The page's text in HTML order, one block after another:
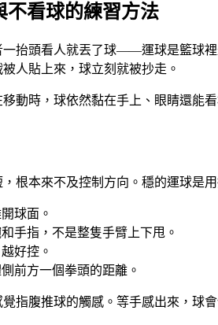
不看球的練習方法
抬頭看人就丟了球——運球是籃球
人貼上來，球立刻就被抄走。
動時，球依然黏在手上、眼睛還
根本來不及控制方向。穩的運球是
球面。
手指，不是整隻手臂上下甩。
好控。
前方一個拳頭的距離。
指腹推球的觸感。等手感出來，球